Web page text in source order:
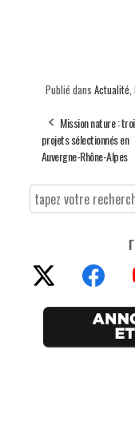
Publié dans Actualité
Mission nature :
projets sélectionnés en
Auvergne-Rhône-Alpes